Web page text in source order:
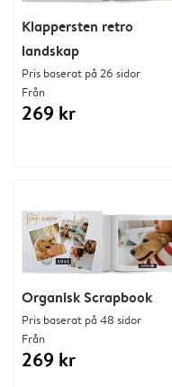
Klappersten retro
landskap
Pris baserat på 26 sidor
Från
269 kr
Organisk Scrapbook
Pris baserat på 48 sidor
Från
269 kr